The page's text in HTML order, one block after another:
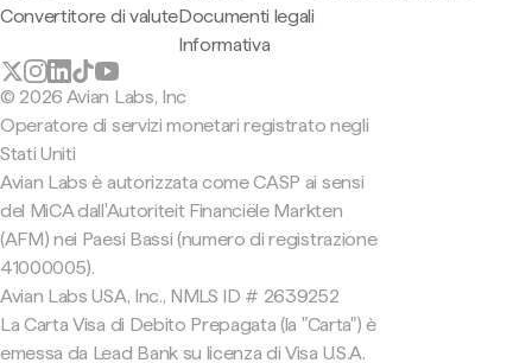
Convertitore di valuteDocumenti legali
Informativa
© 2026 Avian Labs, Inc
Operatore di servizi monetari registrato negli
Stati Uniti
Avian Labs è autorizzata come CASP ai sensi
del MiCA dall'Autoriteit Financiële Markten
(AFM) nei Paesi Bassi (numero di registrazione
41000005).
Avian Labs USA, Inc., NMLS ID # 2639252
La Carta Visa di Debito Prepagata (la "Carta") è
emessa da Lead Bank su licenza di Visa U.S.A.